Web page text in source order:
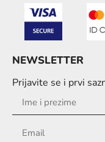
NEWSLETTER
Prijavite se i prvi